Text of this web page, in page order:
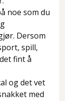
noe som du
Dersom
spill,
fint å
og det vet
med